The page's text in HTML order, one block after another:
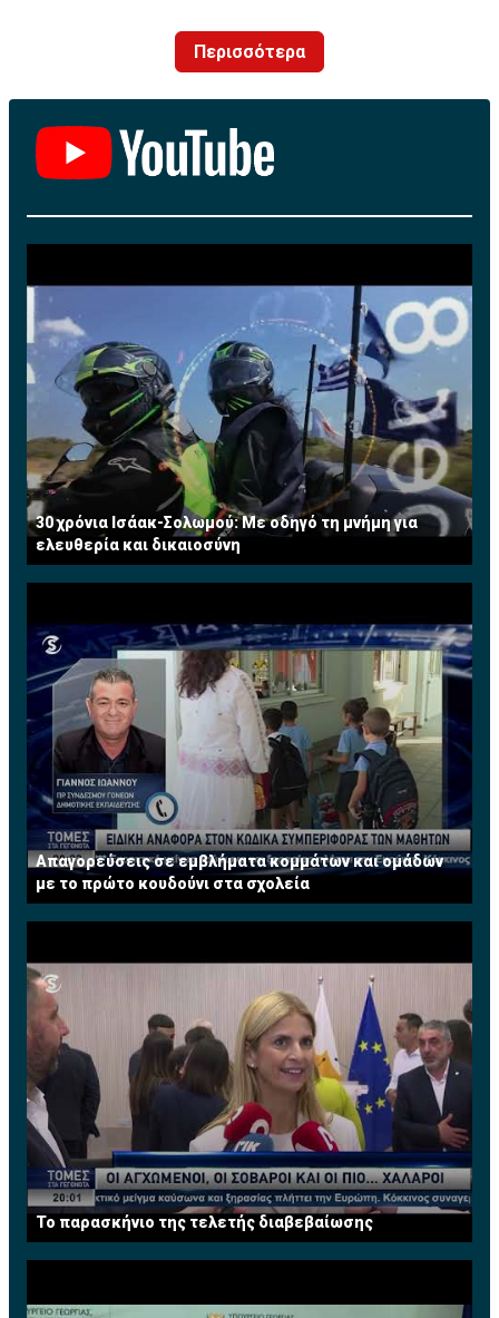
Περισσότερα
30 χρόνια Ισάακ-Σολωμού: Με οδηγό τη μνήμη για
ελευθερία και δικαιοσύνη
Απαγορεύσεις σε εμβλήματα κομμάτων και ομάδων
με το πρώτο κουδούνι στα σχολεία
Το παρασκήνιο της τελετής διαβεβαίωσης